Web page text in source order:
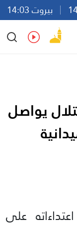
بيروت 14:03
Ar
En Fr Es
يواصل
على